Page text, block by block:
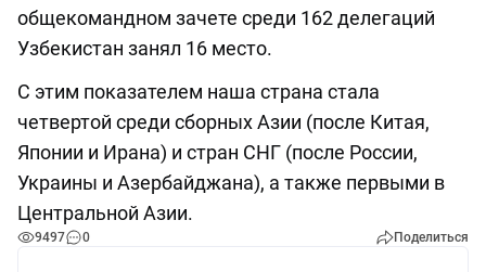
общекомандном зачете среди 162 делегаций
Узбекистан занял 16 место.
С этим показателем наша страна стала
четвертой среди сборных Азии (после Китая,
Японии и Ирана) и стран СНГ (после России,
Украины и Азербайджана), а также первыми в
Центральной Азии.
9497 0 Поделиться